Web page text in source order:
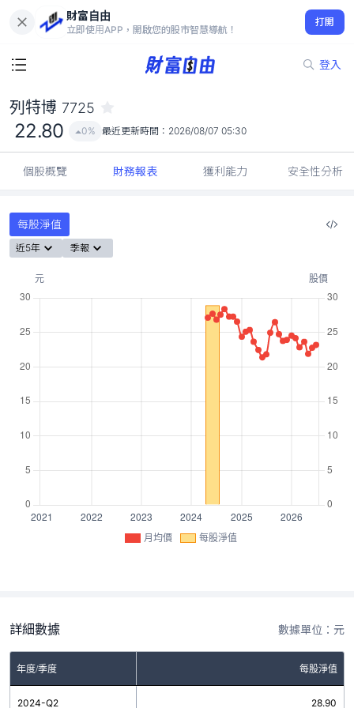
財富自由
立即使用APP，開啟您的股市智慧導航！
打開
登入
22.80
0%
列特博 7725
22.80 0% 最近更新時間： 2026/08/07 05:30
個股概覽 財務報表 獲利能力 安全性分析
每股淨值
近5年 季報
月均價 每股淨值
詳細數據 數據單位：元
年度/季度 每股淨值
2024-Q2 28.90